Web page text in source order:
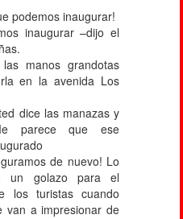
podemos inaugurar!
inaugurar –dijo el
manos grandotas
en la avenida Los
dice las manazas y
parece que ese
de nuevo! Lo
un golazo para el
los turistas cuando
van a impresionar de